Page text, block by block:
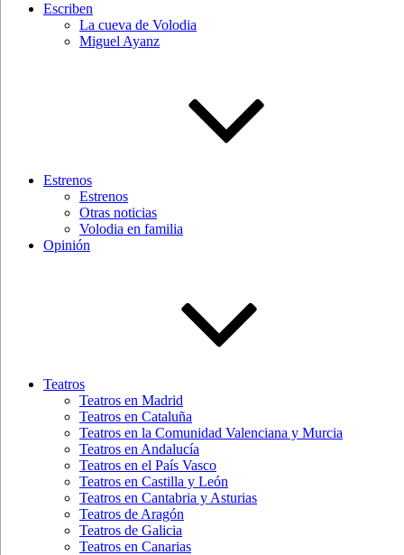
Escriben
La cueva de Volodia
Miguel Ayanz
Estrenos
Estrenos
Otras noticias
Volodia en familia
Opinión
Teatros
Teatros en Madrid
Teatros en Cataluña
Teatros en la Comunidad Valenciana y Murcia
Teatros en Andalucía
Teatros en el País Vasco
Teatros en Castilla y León
Teatros en Cantabria y Asturias
Teatros de Aragón
Teatros de Galicia
Teatros en Canarias